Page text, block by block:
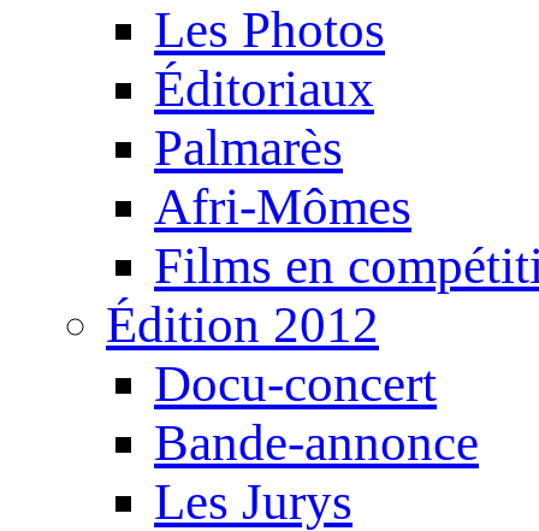
Les Photos
Éditoriaux
Palmarès
Afri-Mômes
Films en
Édition 2012
Docu-concert
Bande-annonce
Les Jurys